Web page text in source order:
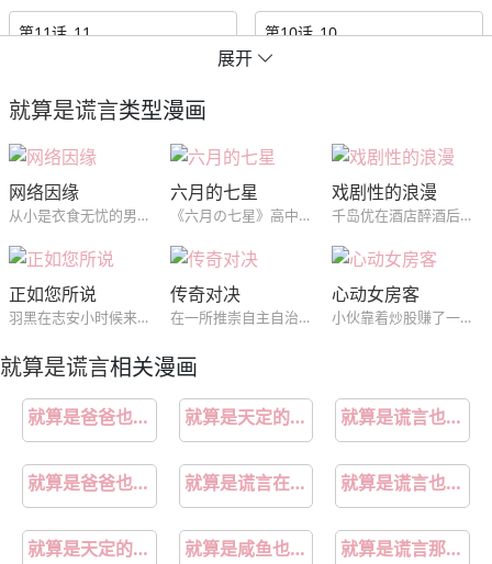
第11话_11 第10话_10
第7话_7
第5话_5
第3话_3
第1话_1
展开
就算是谎言类型漫画
网络因缘
从小是衣食无忧的男主唯独缺爱只能通过观看会员制度网站上漂亮小姐姐们的视频消遣于是爱上了里面的一位并表示一定要找到她，但是万万没想到继母的朋友里面有一位就是他要找的~男主最后能找到他心仪的那位小姐姐吗？让我们拭目以待吧！
六月的七星
《六月の七星》高中棒球队的王牌投手•西贺奏太，和队长兼捕手的儿时玩伴•东云晴星是投捕搭档。小时候身材瘦小又内向的奏太，因为被搬到附近的晴星主动攀谈而结为好友，两人就像兄弟般一起长大。晴星是“哥哥”，奏太是“弟弟”。然而，奏太却对“哥哥”晴星产生了爱恋以及想抱的欲望。“兄弟游戏”会持续到什么时候呢？─
戏剧性的浪漫
千岛优在酒店醉酒后误把前来帮忙的皇当做搭讪的人结果尴尬离场，第二天没想到会在公司同一楼层的合作公司中再见到他，就此两人慢慢开始接触并喜欢上了对方...
正如您所说
羽黑在志安小时候来到他家，成为了他的男佣人。随着志安逐渐长大，对羽黑的依赖也变得越来越重。而羽黑突然发现，自己对志安的感情好像在慢慢发生着变化.
传奇对决
在一所推崇自主自治的大学里，学生们之间的派别对立愈发严重。为了解决这个问题，两个派别的老大相约进行决斗。但是让人没想到的是，决斗的方式竟是通过发生关系来决出胜负？！
心动女房客
小伙靠着炒股赚了一笔钱买了3间房当起了房东，没想到以前学校里的不良女同学竟然是租客，男主和租客们纠缠在一起。
就算是谎言相关漫画
就算是爸爸也想做无删减 就算是天定的良缘也会有辛苦,对和错都不必太在乎 就算是谎言也没关系介绍
就算是爸爸也想做动漫未删减在线观看 就算是谎言在线阅读免费 就算是谎言也没关系漫画
就算是天定的良缘文案 就算是咸鱼也要做条有梦想的咸鱼 就算是谎言那也是善意的谎言